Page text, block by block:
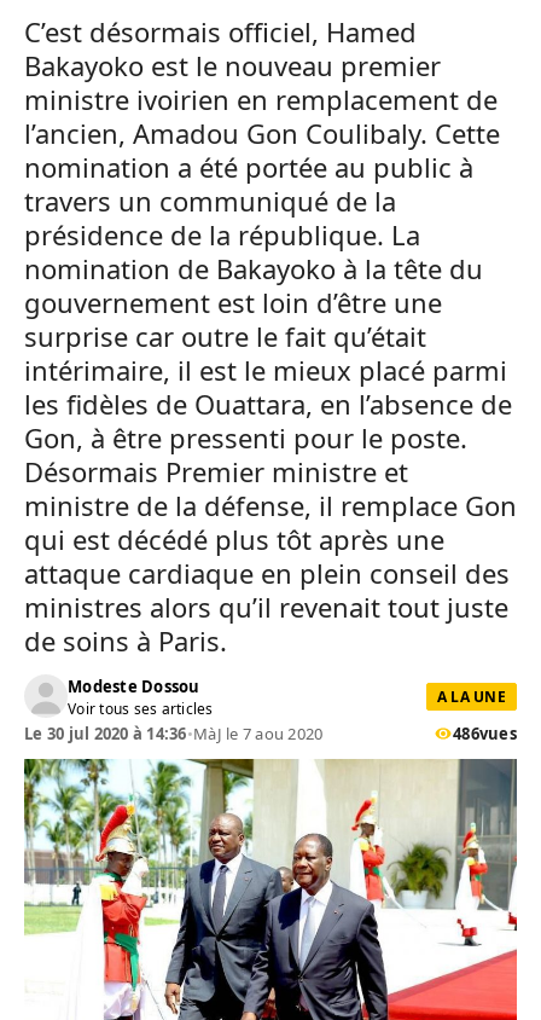
C’est désormais officiel, Hamed
Bakayoko est le nouveau premier
ministre ivoirien en remplacement de
l’ancien, Amadou Gon Coulibaly. Cette
nomination a été portée au public à
travers un communiqué de la
présidence de la république. La
nomination de Bakayoko à la tête du
gouvernement est loin d’être une
surprise car outre le fait qu’était
intérimaire, il est le mieux placé parmi
les fidèles de Ouattara, en l’absence de
Gon, à être pressenti pour le poste.
Désormais Premier ministre et
ministre de la défense, il remplace Gon
qui est décédé plus tôt après une
attaque cardiaque en plein conseil des
ministres alors qu’il revenait tout juste
de soins à Paris.
Modeste Dossou
Voir tous ses articles
A LA UNE
Le 30 jul 2020 à 14:36•MàJ le 7 aou 2020 486vues